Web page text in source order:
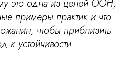
это одна из целей ООН,
примеры практик и что
чтобы приблизить
к устойчивости.